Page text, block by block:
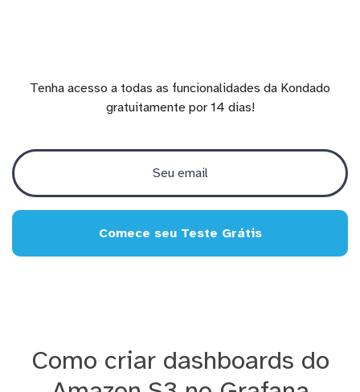
Tenha acesso a todas as funcionalidades da Kondado
gratuitamente por 14 dias!
Comece seu Teste Grátis
Como criar dashboards do